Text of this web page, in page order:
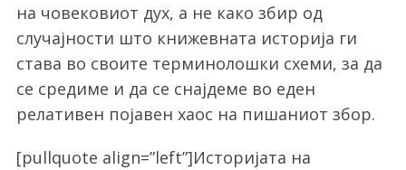
на човековиот дух, а не како збир од
случајности што книжевната историја ги
става во своите терминолошки схеми, за да
се средиме и да се снајдеме во еден
релативен појавен хаос на пишаниот збор.
[pullquote align=”left”]Историјата на
e
a
c